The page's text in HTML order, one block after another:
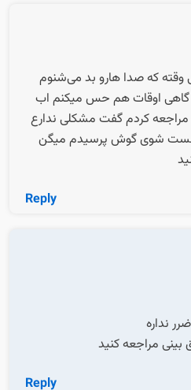
وقته که صدا هارو بد می‌شنوم
اوقات هم حس میکنم اب
کردم گفت مشکلی ندارع
شست شوی گوش پرسیدم میگن
Reply
نداره
مراجعه کنید
Reply